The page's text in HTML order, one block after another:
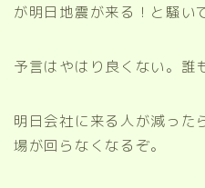
が明日地震が来る！と騒い
予言はやはり良くない。誰
明日会社に来る人が減っ
場が回らなくなるぞ。